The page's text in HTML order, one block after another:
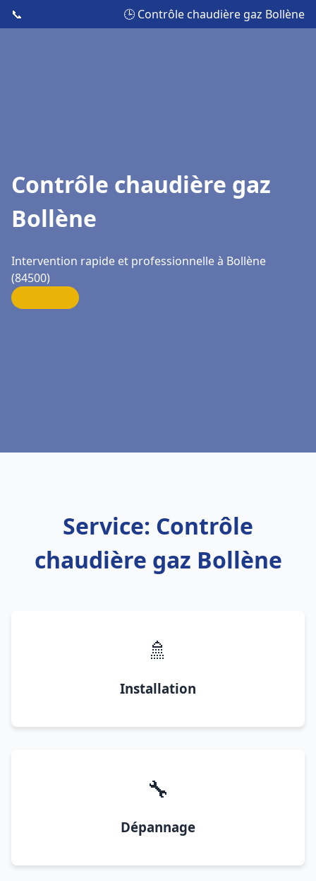
📞 🕒 Contrôle chaudière gaz Bollène
Contrôle chaudière gaz
Bollène
Intervention rapide et professionnelle à Bollène
(84500)
Service: Contrôle
chaudière gaz Bollène
🚿
Installation
🔧
Dépannage